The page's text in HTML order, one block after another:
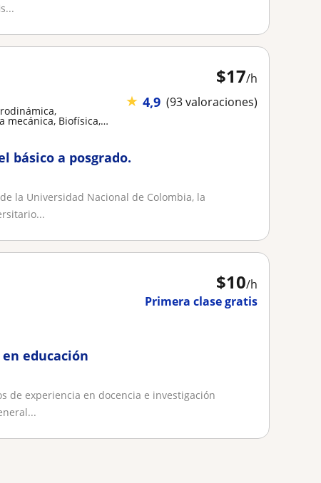
$17/h
★ 4,9 (93 valoraciones)
mecánica, Biofísica,
básico a posgrado.
la Universidad Nacional de Colombia, la
$10/h
Primera clase gratis
educación
de experiencia en docencia e investigación